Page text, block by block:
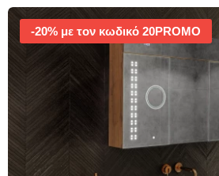
-20% με τον κωδικό 20PROMO